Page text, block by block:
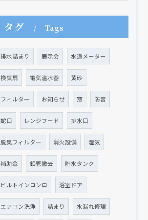
タグ Tags
排水詰まり 展示会 水道メーター
換気扇 電気温水器 黄砂
フィルター お知らせ 窓 防音
蛇口 レンジフード 排水口
脱臭フィルター 消火設備 湿気
補助金 鉛管撤去 貯水タンク
ビルトインコンロ 浴室ドア
エアコン洗浄 詰まり 水漏れ修理